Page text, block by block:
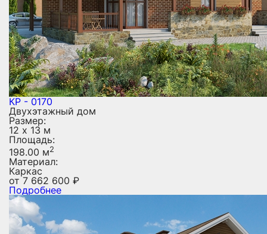
КР - 0170
Двухэтажный дом
Размер:
12 х 13 м
Площадь:
198.00 м2
Материал:
Каркас
от7 662 600 ₽
Подробнее